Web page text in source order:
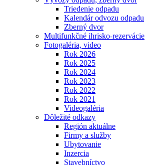
Triedenie odpadu
Kalendár odvozu odpadu
Zberný dvor
Multifunkčné ihrisko-rezervácie
Fotogaléria, video
Rok 2026
Rok 2025
Rok 2024
Rok 2023
Rok 2022
Rok 2021
Videogaléria
Dôležité odkazy
Región aktuálne
Firmy a služby
Ubytovanie
Inzercia
Stavebníctvo